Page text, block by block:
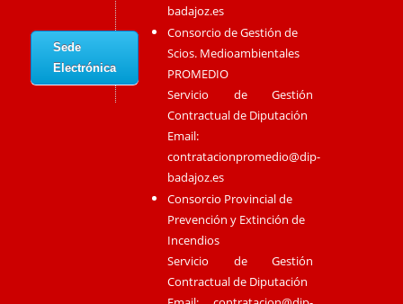
Sede
Electrónica
badajoz.es
Consorcio de Gestión de
Scios. Medioambientales
PROMEDIO
Servicio de Gestión
Contractual de Diputación
Email:
contratacionpromedio@dip-
badajoz.es
Consorcio Provincial de
Prevención y Extinción de
Incendios
Servicio de Gestión
Contractual de Diputación